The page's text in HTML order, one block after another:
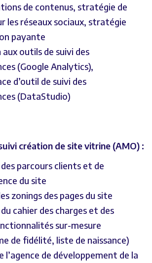
de contenus, stratégie de
les réseaux sociaux, stratégie
payante
outils de suivi des
(Google Analytics),
d’outil de suivi des
(DataStudio)
création de site vitrine (AMO) :
parcours clients et de
du site
zonings des pages du site
cahier des charges et des
sur-mesure
de fidélité, liste de naissance)
l’agence de développement de la